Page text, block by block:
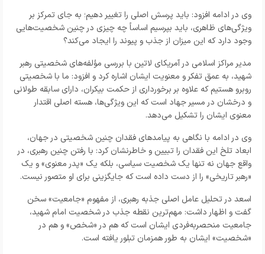
وی در ادامه افزود: باید پرسش اصلی را تغییر دهیم؛ به جای تمرکز بر
ویژگی‌های ظاهری، باید بپرسیم اساساً چه چیزی در چنین شخصیت‌هایی
وجود دارد که این میزان از جذب و پیوند را ایجاد می‌کند؟
مدیر مراکز اسلامی در آمریکای لاتین با بررسی مؤلفه‌های شخصیتی رهبر
شهید، به عمق تفکر و معنویت ایشان اشاره کرد و افزود: ما با شخصیتی
روبرو هستیم که علاوه بر برخورداری از حکمت بیکران، دارای سابقه طولانی
و درخشان در مسیر جهاد است که این ویژگی‌ها، هسته اصلی اقتدار
معنوی ایشان را تشکیل می‌دهد.
وی در ادامه با نگاهی به پیامدهای فقدان چنین شخصیتی در جهان،
ابعاد تلخ این فقدان را تبیین و خاطرنشان کرد: با رفتن چنین رهبری، در
واقع جهان نه تنها یک شخصیت سیاسی، بلکه یک «پدر معنوی» و یک
«رهبر تاریخی» را از دست داده است که جایگزینی برای او متصور نیست.
اسعد در تحلیل عامل اصلی جذبه رهبری، از مفهوم «جامعیت» سخن
گفت و اظهار داشت: مهم‌ترین نقطه جذب در شخصیت امام شهید،
جامعیت منحصر‌به‌فردی ایشان است که هم در «شخص» و هم در
«شخصیت» ایشان به طور همزمان تبلور یافته است.